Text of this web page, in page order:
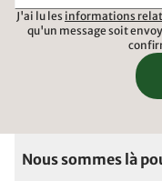
J'ai lu les informations
qu'un message soit
Nous sommes là